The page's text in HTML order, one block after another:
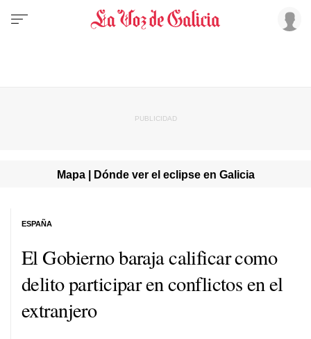
Mapa | Dónde ver el eclipse en Galicia
El Gobierno baraja calificar como
delito participar en conflictos en el
extranjero
ESPAÑA